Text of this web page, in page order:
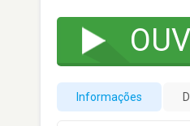
Informações